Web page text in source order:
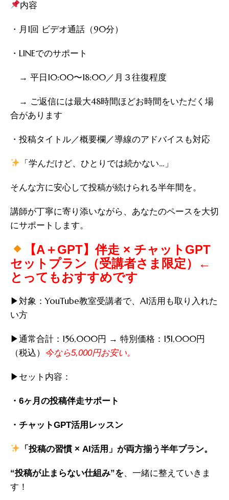
内容
・月1回 ビデオ通話（90分）
・LINEでのサポート
→ 平日10:00〜18:00／月３往復程度
→ ご返信には最大48時間ほどお時間をいただく場
合があります
・投稿タイトル／概要欄／導線のアドバイスも対応
「学んだけど、ひとりでは続かない…」
そんな方に安心して投稿が続けられる半年間を。
講師が丁寧に寄り添いながら、あなたのペースを大切
にサポートします。
【A＋GPT】伴走 × チャットGPT
セットプラン（受講者さま限定）←
とってもおすすめです
▶︎対象：YouTube教室受講者で、AI活用も取り入れた
い方
▶︎通常合計：156,000円 → 特別価格：151,000円
（税込）
今なら5,000円お安い。
▶︎セット内容：
・6ヶ月の投稿伴走サポート
・チャットGPT活用レッスン
「投稿の習慣 × AI活用」が両方揃う半年プラン。
“投稿が止ま らない仕組み”を、一緒に整えていきま
す！